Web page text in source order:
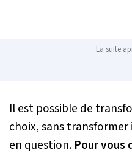
La suite
Il est possible de
choix, sans
en question. Pour vous